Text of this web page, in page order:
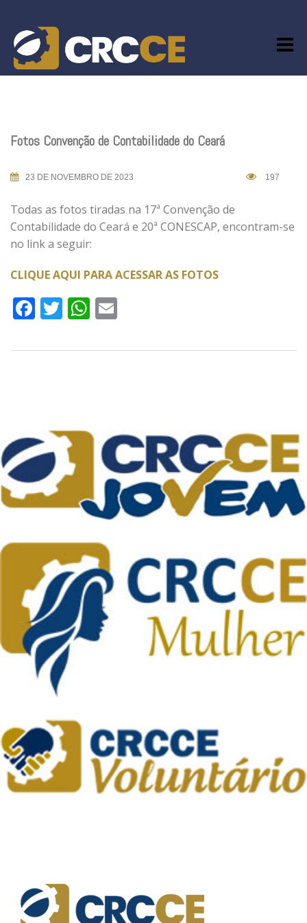
content
Fotos Convenção de Contabilidade do Ceará
23 DE NOVEMBRO DE 2023 197
Todas as fotos tiradas na 17ª Convenção de
Contabilidade do Ceará e 20ª CONESCAP, encontram-se
no link a seguir:
CLIQUE AQUI PARA ACESSAR AS FOTOS
Facebook
TwitterWhatsApp